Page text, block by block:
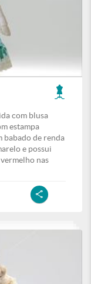
com blusa
estampa
babado de renda
e possui
nas